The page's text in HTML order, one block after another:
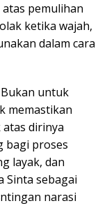
pemulihan
ketika wajah,
dalam cara
untuk
memastikan
dirinya
bagi proses
layak, dan
Sinta sebagai
narasi